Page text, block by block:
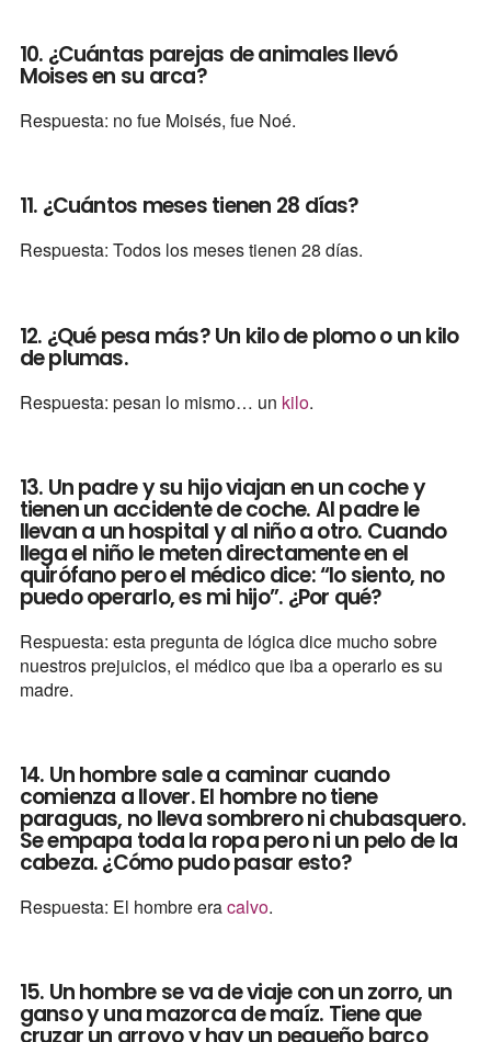
10. ¿Cuántas parejas de animales llevó
Moises en su arca?
Respuesta: no fue Moisés, fue Noé.
11. ¿Cuántos meses tienen 28 días?
Respuesta: Todos los meses tienen 28 días.
12. ¿Qué pesa más? Un kilo de plomo o un kilo
de plumas.
Respuesta: pesan lo mismo… un kilo.
13. Un padre y su hijo viajan en un coche y
tienen un accidente de coche. Al padre le
llevan a un hospital y al niño a otro. Cuando
llega el niño le meten directamente en el
quirófano pero el médico dice: “lo siento, no
puedo operarlo, es mi hijo”. ¿Por qué?
Respuesta: esta pregunta de lógica dice mucho sobre
nuestros prejuicios, el médico que iba a operarlo es su
madre.
14. Un hombre sale a caminar cuando
comienza a llover. El hombre no tiene
paraguas, no lleva sombrero ni chubasquero.
Se empapa toda la ropa pero ni un pelo de la
cabeza. ¿Cómo pudo pasar esto?
Respuesta: El hombre eracalvo.
15. Un hombre se va de viaje con un zorro, un
ganso y una mazorca de maíz. Tiene que